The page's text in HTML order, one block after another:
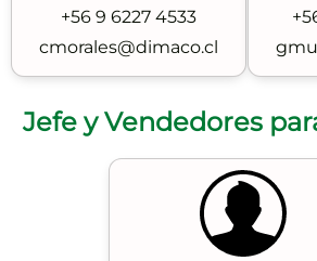
+56 9 6227 4533
cmorales@dimaco.cl
Jefe y Vendedores